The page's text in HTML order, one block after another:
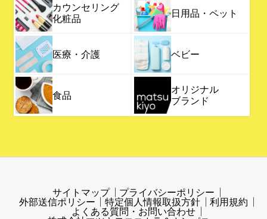
カウンセリング
化粧品
日用品・ペット
医療・介護 ベビー
食品
オリジナル
ブランド
サイトマップ
プライバシーポリシー
外部送信ポリシー
特定個人情報取扱方針
利用規約
よくある質問・お問い合わせ